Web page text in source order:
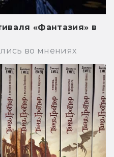
«Фантазия» в
во мнениях